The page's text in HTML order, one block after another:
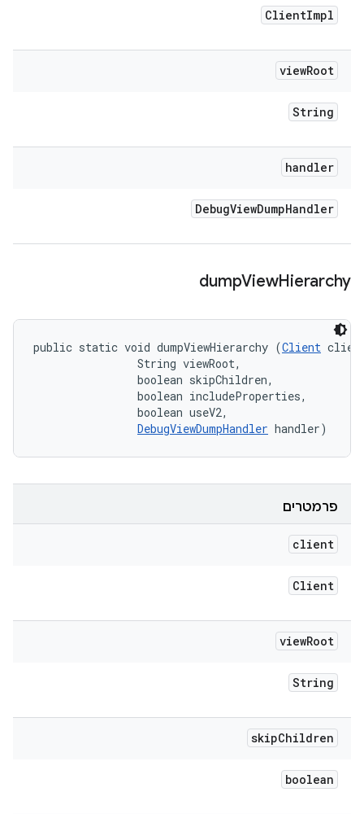
ClientImpl
viewRoot
String
handler
DebugViewDumpHandler
dumpViewHierarchy
public static void dumpViewHierarchy (Client
                String viewRoot,
                boolean skipChildren,
                boolean includeProperties,
                boolean useV2,
DebugViewDumpHandler handler)
פרמטרים
client
Client
viewRoot
String
skipChildren
boolean